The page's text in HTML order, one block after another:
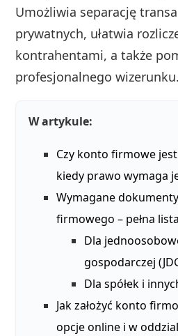
Umożliwia separację
prywatnych, ułatwia
kontrahentami, a także
profesjonalnego wizerunku.
W artykule:
Czy konto firmowe
kiedy prawo wymaga
Wymagane
firmowego – pełna lista
Dla
gospodarczej
Dla spółek i
Jak założyć konto
opcje online i w